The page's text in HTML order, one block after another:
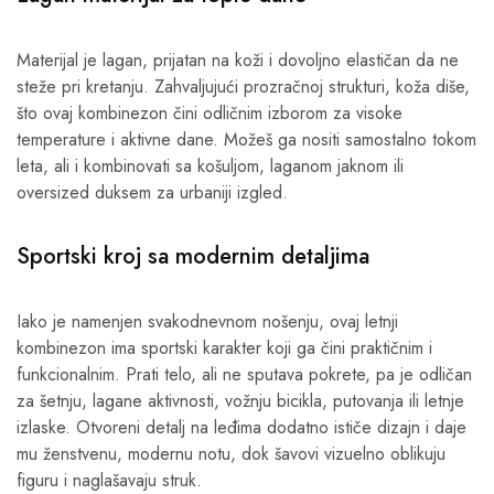
Materijal je lagan, prijatan na koži i dovoljno elastičan da ne
steže pri kretanju. Zahvaljujući prozračnoj strukturi, koža diše,
što ovaj kombinezon čini odličnim izborom za visoke
temperature i aktivne dane. Možeš ga nositi samostalno tokom
leta, ali i kombinovati sa košuljom, laganom jaknom ili
oversized duksem za urbaniji izgled.
Sportski kroj sa modernim detaljima
Iako je namenjen svakodnevnom nošenju, ovaj letnji
kombinezon ima sportski karakter koji ga čini praktičnim i
funkcionalnim. Prati telo, ali ne sputava pokrete, pa je odličan
za šetnju, lagane aktivnosti, vožnju bicikla, putovanja ili letnje
izlaske. Otvoreni detalj na leđima dodatno ističe dizajn i daje
mu ženstvenu, modernu notu, dok šavovi vizuelno oblikuju
figuru i naglašavaju struk.